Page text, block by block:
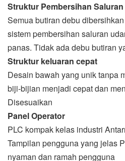
Struktur Pembersihan
Semua butiran debu
sistem pembersihan saluran
panas. Tidak ada debu butiran
Struktur keluaran cepat
Desain bawah yang unik tanpa
biji-bijian menjadi cepat dan
Disesuaikan
Panel Operator
PLC kompak kelas industri
Tampilan pengguna yang jelas
nyaman dan ramah pengguna